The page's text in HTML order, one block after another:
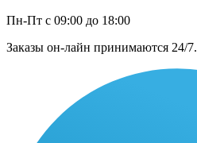
Пн-Пт с 09:00 до 18:00
Заказы он-лайн принимаются 24/7.